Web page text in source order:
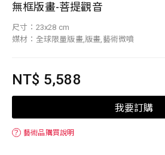
無框版畫-菩提觀音
尺寸：23x28 cm
媒材：全球限量版畫,版畫,藝術微噴
NT$ 5,588
我要訂購
？ 藝術品購買說明